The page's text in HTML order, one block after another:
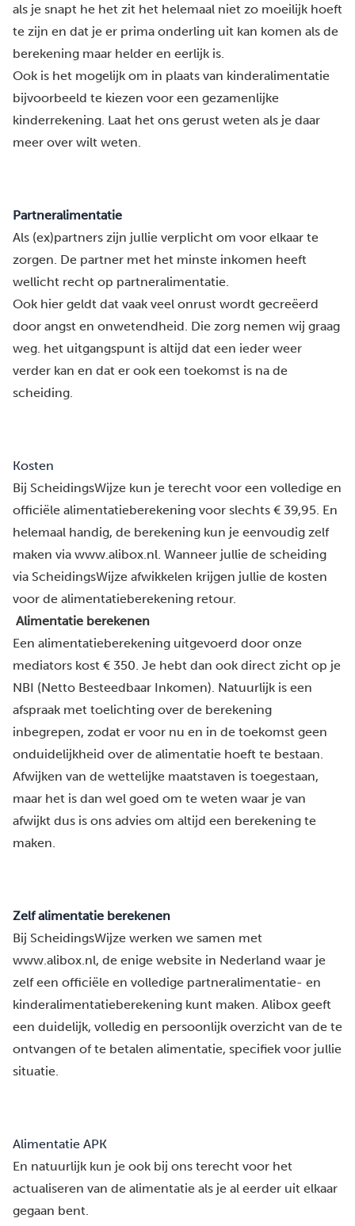
als je snapt he het zit het helemaal niet zo moeilijk hoeft
te zijn en dat je er prima onderling uit kan komen als de
berekening maar helder en eerlijk is.
Ook is het mogelijk om in plaats van kinderalimentatie
bijvoorbeeld te kiezen voor een gezamenlijke
kinderrekening. Laat het ons gerust weten als je daar
meer over wilt weten.
Partneralimentatie
Als (ex)partners zijn jullie verplicht om voor elkaar te
zorgen. De partner met het minste inkomen heeft
wellicht recht op partneralimentatie.
Ook hier geldt dat vaak veel onrust wordt gecreëerd
door angst en onwetendheid. Die zorg nemen wij graag
weg. het uitgangspunt is altijd dat een ieder weer
verder kan en dat er ook een toekomst is na de
scheiding.
Kosten
Bij ScheidingsWijze kun je terecht voor een volledige en
officiële alimentatieberekening voor slechts € 39,95. En
helemaal handig, de berekening kun je eenvoudig zelf
maken via www.alibox.nl . Wanneer jullie de scheiding
via ScheidingsWijze afwikkelen krijgen jullie de kosten
voor de alimentatieberekening retour.
Alimentatie berekenen
Een alimentatieberekening uitgevoerd door onze
mediators kost € 350. Je hebt dan ook direct zicht op je
NBI (Netto Besteedbaar Inkomen). Natuurlijk is een
afspraak met toelichting over de berekening
inbegrepen, zodat er voor nu en in de toekomst geen
onduidelijkheid over de alimentatie hoeft te bestaan.
Afwijken van de wettelijke maatstaven is toegestaan,
maar het is dan wel goed om te weten waar je van
afwijkt dus is ons advies om altijd een berekening te
maken.
Zelf alimentatie berekenen
Bij ScheidingsWijze werken we samen met
www.alibox.nl, de enige website in Nederland waar je
zelf een officiële en volledige partneralimentatie- en
kinderalimentatieberekening kunt maken. Alibox geeft
een duidelijk, volledig en persoonlijk overzicht van de te
ontvangen of te betalen alimentatie, specifiek voor jullie
situatie.
Alimentatie APK
En natuurlijk kun je ook bij ons terecht voor het
actualiseren van de alimentatie als je al eerder uit elkaar
gegaan bent.